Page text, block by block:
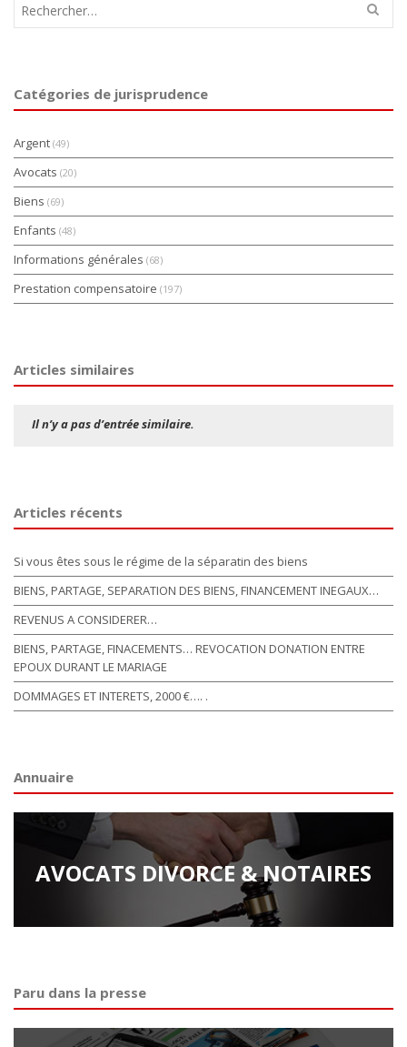
Catégories de jurisprudence
Argent (49)
Avocats (20)
Biens (69)
Enfants (48)
Informations générales (68)
Prestation compensatoire (197)
Articles similaires
Il n’y a pas d’entrée similaire.
Articles récents
Si vous êtes sous le régime de la séparatin des biens
BIENS, PARTAGE, SEPARATION DES BIENS, FINANCEMENT INEGAUX…
REVENUS A CONSIDERER…
BIENS, PARTAGE, FINACEMENTS… REVOCATION DONATION ENTRE
EPOUX DURANT LE MARIAGE
DOMMAGES ET INTERETS, 2000 €…. .
Annuaire
AVOCATS DIVORCE & NOTAIRES
Paru dans la presse